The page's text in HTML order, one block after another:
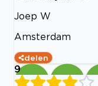
Joep W
Amsterdam
delen
9